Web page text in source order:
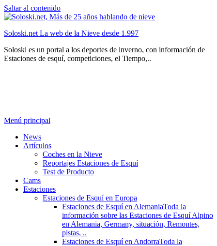
Saltar al contenido
Soloski.net La web de la Nieve desde 1.997
Soloski es un portal a los deportes de inverno, con información de
Estaciones de esquí, competiciones, el Tiempo,..
Menú principal
News
Artículos
Coches en la Nieve
Reportajes Estaciones de Esquí
Test de Producto
Cams
Estaciones
Estaciones de Esquí en Europa
Estaciones de Esquí en AlemaniaToda la
información sobre las Estaciones de Esquí Alpino
en Alemania, Germany, situación, Remontes,
pistas, ..
Estaciones de Esquí en AndorraToda la